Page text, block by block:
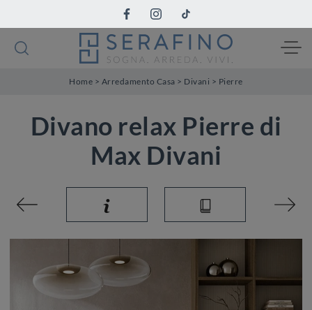
Home > Arredamento Casa > Divani > Pierre
Divano relax Pierre di
Max Divani